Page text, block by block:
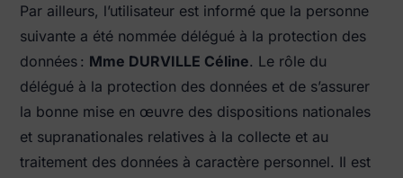
Par ailleurs, l’utilisateur est informé que la personne
suivante a été nommée délégué à la protection des
données : Mme DURVILLE Céline. Le rôle du
délégué à la protection des données et de s’assurer
la bonne mise en œuvre des dispositions nationales
et supranationales relatives à la collecte et au
traitement des données à caractère personnel. Il est